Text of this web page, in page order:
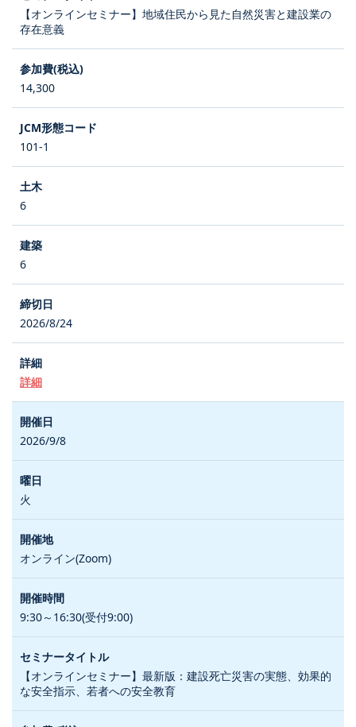
【オンラインセミナー】地域住民から見た自然災害と建設業の
存在意義
14,300
101-1
6
6
2026/8/24
詳細
2026/9/8
火
オンライン(Zoom)
9:30～16:30(受付9:00)
【オンラインセミナー】最新版：建設死亡災害の実態、効果的
な安全指示、若者への安全教育